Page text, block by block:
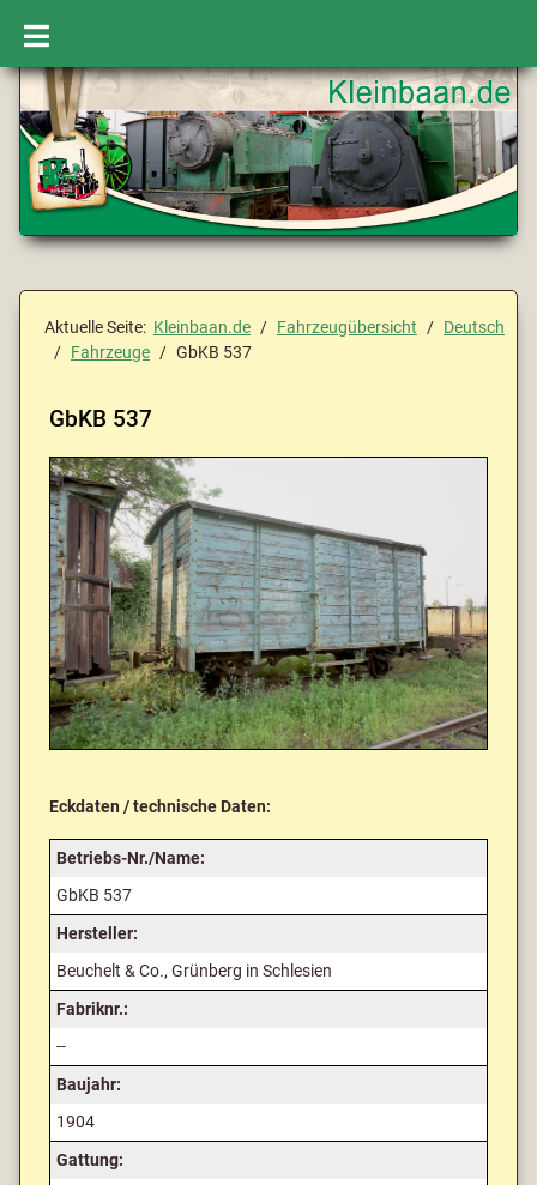
Aktuelle Seite: Kleinbaan.de Fahrzeugübersicht
Deutsch
Fahrzeuge
GbKB 537
GbKB 537
Eckdaten / technische Daten:
Betriebs-Nr./Name:
GbKB 537
Hersteller:
Beuchelt & Co., Grünberg in Schlesien
Fabriknr.:
--
Baujahr:
1904
Gattung: